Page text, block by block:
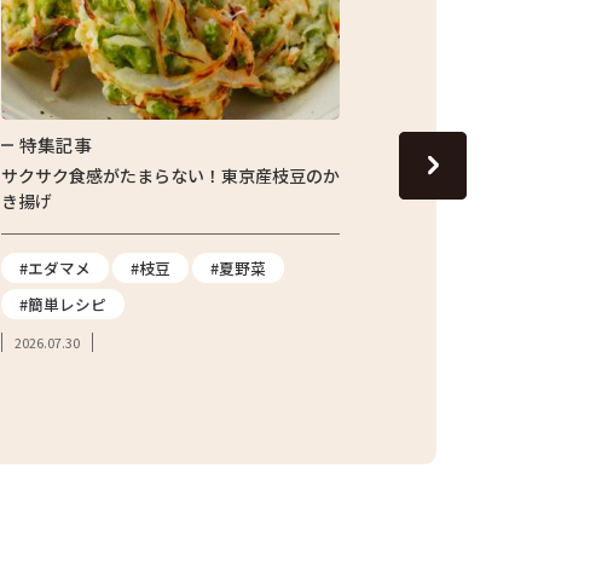
特集記事
サクサク食感がたまらない！東京産枝豆のか
き揚げ
#エダマメ #枝豆
#夏野菜
#簡単レシピ
2026.07.30
じゅわっと旬の味わい！
ナスの焼きびたし